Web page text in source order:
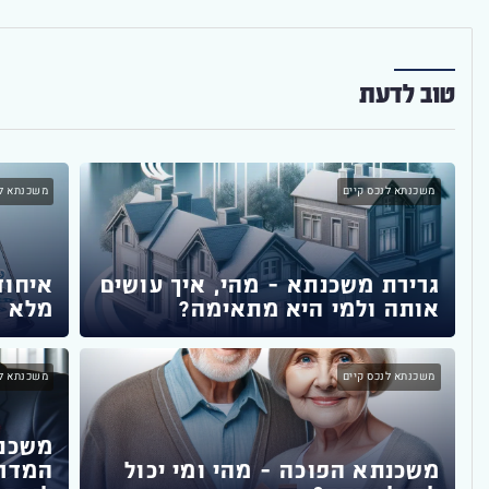
טוב לדעת
משכנתא לנכס קיים
גרירת משכנתא – מהי, איך עושים
אותה ולמי היא מתאימה?
משכנתא
מלא
משכנתא לנכס קיים
משכנתא הפוכה – מהי ומי יכול
משכנתא